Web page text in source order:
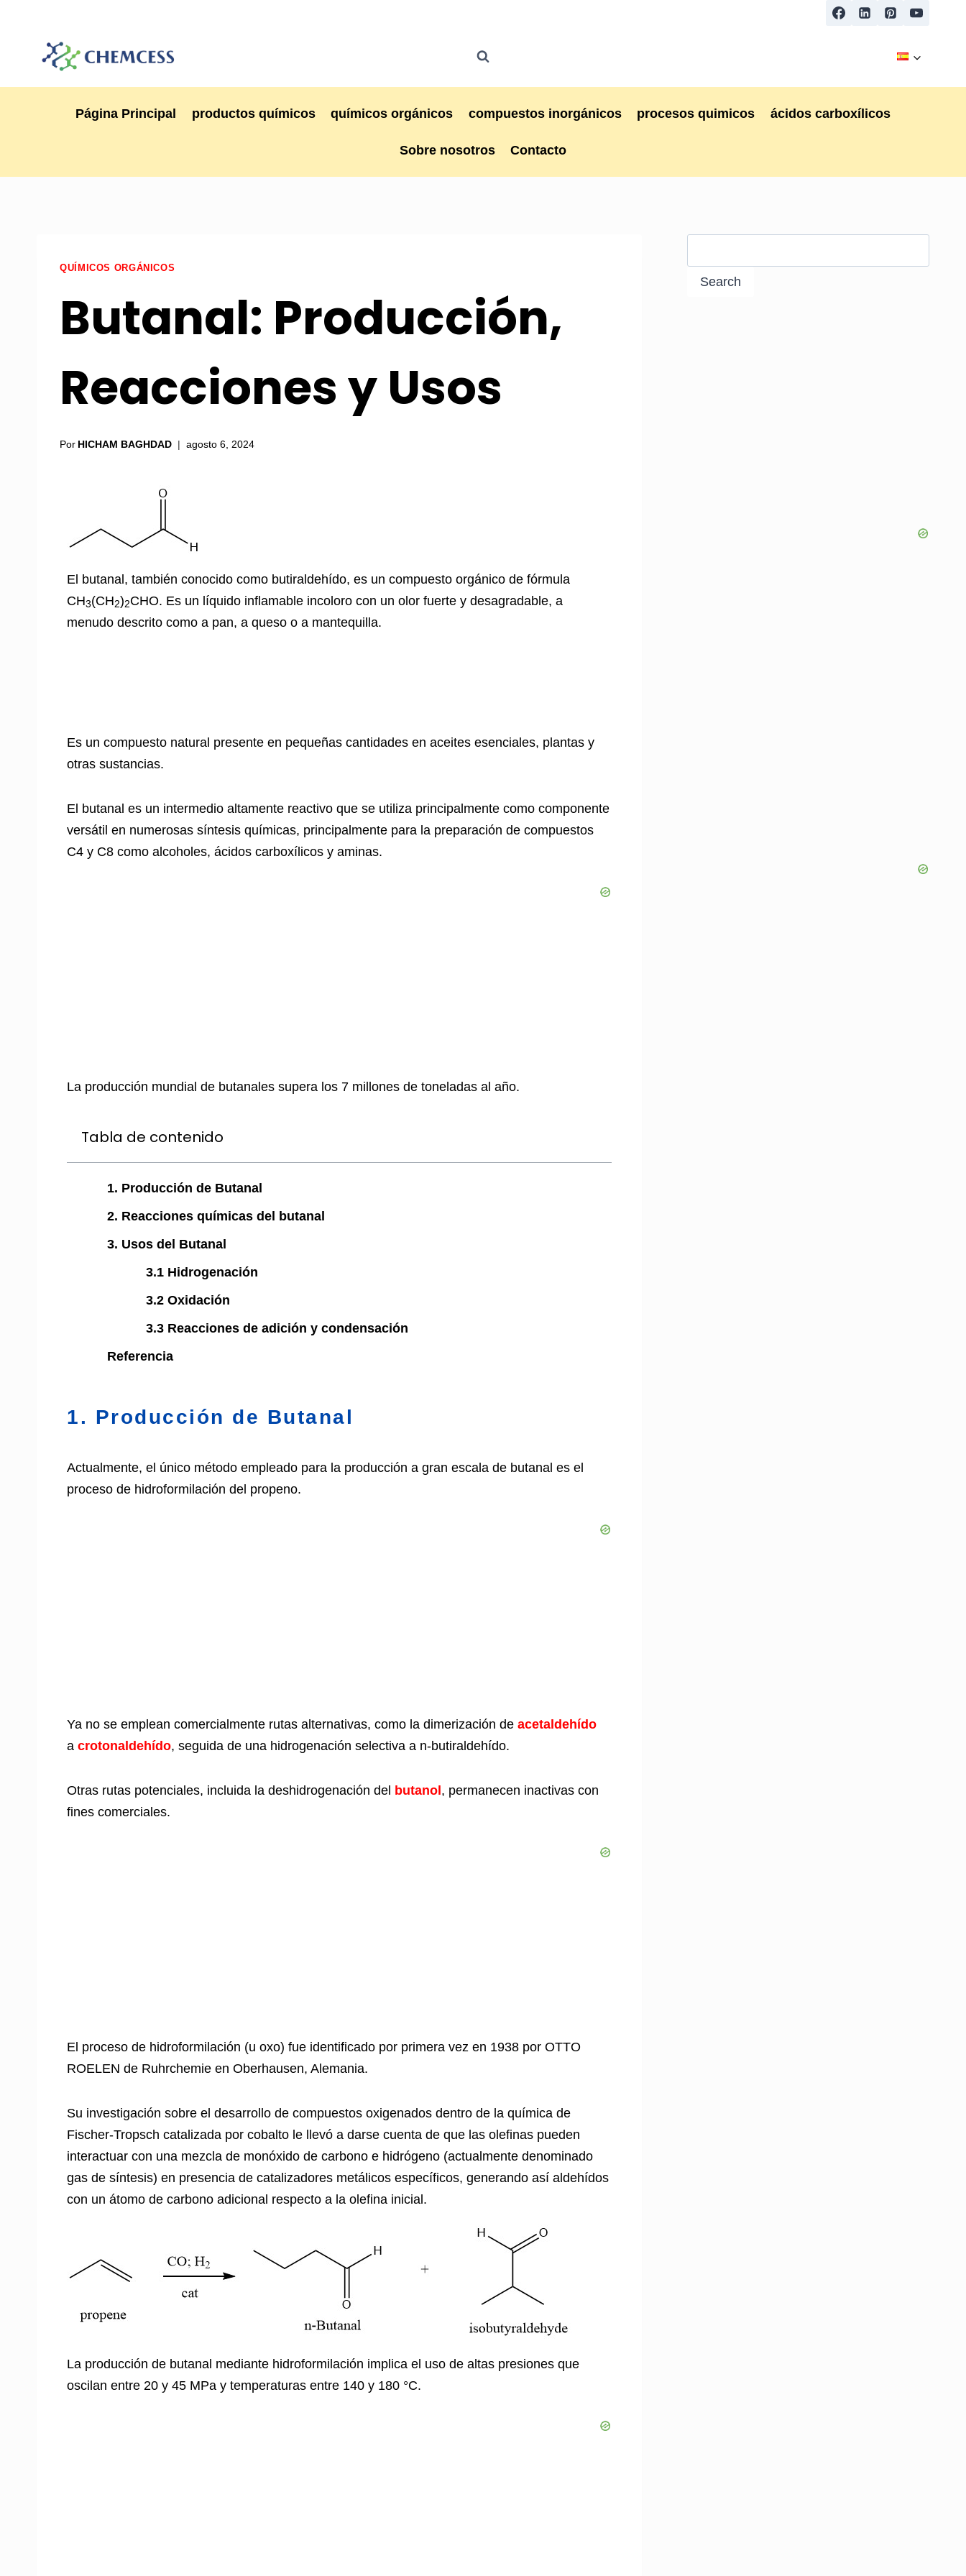
Página Principal productos químicos químicos orgánicos compuestos inorgánicos procesos quimicos ácidos carboxílicos
Sobre nosotros Contacto
QUÍMICOS ORGÁNICOS
Butanal: Producción,
Reacciones y Usos
Por HICHAM BAGHDAD agosto 6, 2024
El butanal, también conocido como butiraldehído, es un compuesto orgánico de fórmula
CH3(CH2)2CHO. Es un líquido inflamable incoloro con un olor fuerte y desagradable, a
menudo descrito como a pan, a queso o a mantequilla.
Es un compuesto natural presente en pequeñas cantidades en aceites esenciales, plantas y
otras sustancias.
El butanal es un intermedio altamente reactivo que se utiliza principalmente como componente
versátil en numerosas síntesis químicas, principalmente para la preparación de compuestos
C4 y C8 como alcoholes, ácidos carboxílicos y aminas.
La producción mundial de butanales supera los 7 millones de toneladas al año.
Tabla de contenido
1. Producción de Butanal
2. Reacciones químicas del butanal
3. Usos del Butanal
3.1 Hidrogenación
3.2 Oxidación
3.3 Reacciones de adición y condensación
Referencia
1. Producción de Butanal
Actualmente, el único método empleado para la producción a gran escala de butanal es el
proceso de hidroformilación del propeno.
Ya no se emplean comercialmente rutas alternativas, como la dimerización de acetaldehído
a crotonaldehído, seguida de una hidrogenación selectiva a n-butiraldehído.
Otras rutas potenciales, incluida la deshidrogenación del butanol, permanecen inactivas con
fines comerciales.
El proceso de hidroformilación (u oxo) fue identificado por primera vez en 1938 por OTTO
ROELEN de Ruhrchemie en Oberhausen, Alemania.
Su investigación sobre el desarrollo de compuestos oxigenados dentro de la química de
Fischer-Tropsch catalizada por cobalto le llevó a darse cuenta de que las olefinas pueden
interactuar con una mezcla de monóxido de carbono e hidrógeno (actualmente denominado
gas de síntesis) en presencia de catalizadores metálicos específicos, generando así aldehídos
con un átomo de carbono adicional respecto a la olefina inicial.
La producción de butanal mediante hidroformilación implica el uso de altas presiones que
oscilan entre 20 y 45 MPa y temperaturas entre 140 y 180 °C.
Search